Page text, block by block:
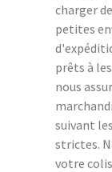
charger
petites
prêts à
nous
suivant
strictes.
votre